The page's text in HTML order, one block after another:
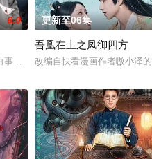
自己 的超凡的智慧与过人的勇
6.0
馆，本想低调扎纸维生，却因一具
更新至06集
吾凰在上之凤御四方
改编自快看漫画作者嗷小泽